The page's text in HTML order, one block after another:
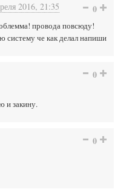
2016, 21:35 0
провода повсюду!
систему че как делал напиши
0
и закину.
0